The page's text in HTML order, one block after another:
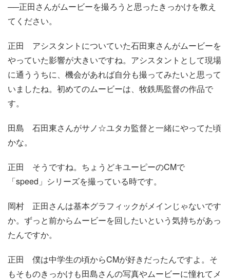
──正田さんがムービーを撮ろうと思ったきっかけを教え
てください。
正田 アシスタントについていた石田東さんがムービーを
やっていた影響が大きいですね。アシスタントとして現場
に通ううちに、機会があれば自分も撮ってみたいと思って
いましたね。初めてのムービーは、牧鉄馬監督の作品で
す。
田島 石田東さんがサノ☆ユタカ監督と一緒にやってた頃
かな。
正田 そうですね。ちょうどキユーピーのCMで
「speed」シリーズを撮っている時です。
岡村 正田さんは基本グラフィックがメインじゃないです
か。ずっと前からムービーを回したいという気持ちがあっ
たんですか。
正田 僕は中学生の頃からCMが好きだったんですよ。そ
もそものきっかけも田島さんの写真やムービーに憧れてメ